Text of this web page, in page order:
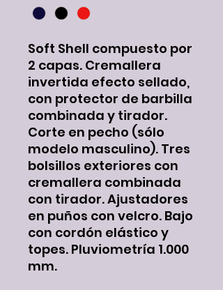
Soft Shell compuesto por
2 capas. Cremallera
invertida efecto sellado,
con protector de barbilla
combinada y tirador.
Corte en pecho (sólo
modelo masculino). Tres
bolsillos exteriores con
cremallera combinada
con tirador. Ajustadores
en puños con velcro. Bajo
con cordón elástico y
topes. Pluviometría 1.000
mm.